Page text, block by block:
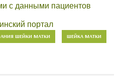
с данными пациентов
портал
ШЕЙКИ МАТКИ ШЕЙКА МАТКИ